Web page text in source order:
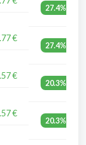
27.4%
€
27.4%
€
20.3%
€
20.3%